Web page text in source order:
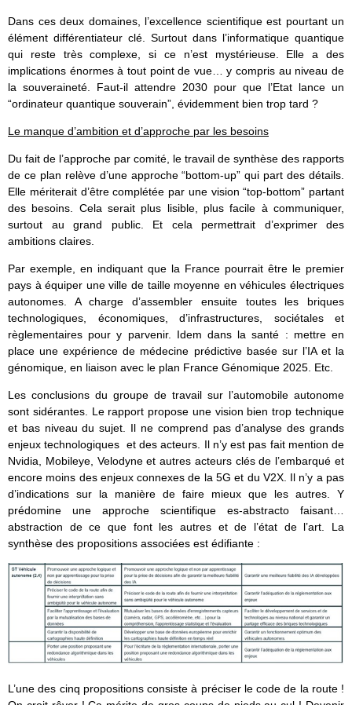
Dans ces deux domaines, l’excellence scientifique est pourtant un
élément différentiateur clé. Surtout dans l’informatique quantique
qui reste très complexe, si ce n’est mystérieuse. Elle a des
implications énormes à tout point de vue… y compris au niveau de
la souveraineté. Faut-il attendre 2030 pour que l’Etat lance un
“ordinateur quantique souverain”, évidemment bien trop tard ?
Le manque d’ambition et d’approche par les besoins
Du fait de l’approche par comité, le travail de synthèse des rapports
de ce plan relève d’une approche “bottom-up” qui part des détails.
Elle mériterait d’être complétée par une vision “top-bottom” partant
des besoins. Cela serait plus lisible, plus facile à communiquer,
surtout au grand public. Et cela permettrait d’exprimer des
ambitions claires.
Par exemple, en indiquant que la France pourrait être le premier
pays à équiper une ville de taille moyenne en véhicules électriques
autonomes. A charge d’assembler ensuite toutes les briques
technologiques, économiques, d’infrastructures, sociétales et
règlementaires pour y parvenir. Idem dans la santé : mettre en
place une expérience de médecine prédictive basée sur l’IA et la
génomique, en liaison avec le plan France Génomique 2025. Etc.
Les conclusions du groupe de travail sur l’automobile autonome
sont sidérantes. Le rapport propose une vision bien trop technique
et bas niveau du sujet. Il ne comprend pas d’analyse des grands
enjeux technologiques et des acteurs. Il n’y est pas fait mention de
Nvidia, Mobileye, Velodyne et autres acteurs clés de l’embarqué et
encore moins des enjeux connexes de la 5G et du V2X. Il n’y a pas
d’indications sur la manière de faire mieux que les autres. Y
prédomine une approche scientifique es-abstracto faisant…
abstraction de ce que font les autres et de l’état de l’art. La
synthèse des propositions associées est édifiante :
L’une des cinq propositions consiste à préciser le code de la route !